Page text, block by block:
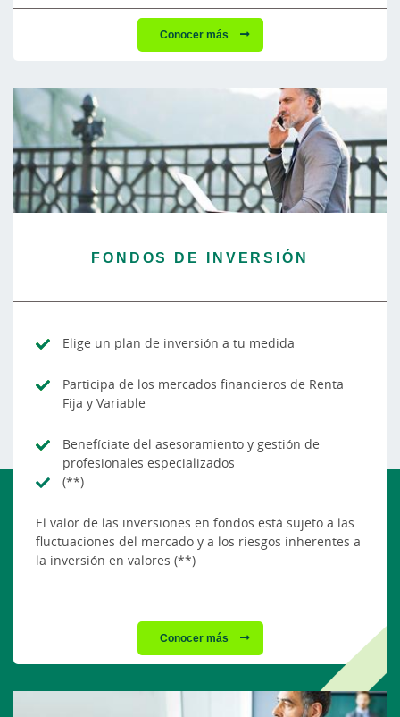
Conocer más
FONDOS DE INVERSIÓN
Elige un plan de inversión a tu medida
Participa de los mercados financieros de Renta
Fija y Variable
Benefíciate del asesoramiento y gestión de
profesionales especializados
(**)
El valor de las inversiones en fondos está sujeto a las
fluctuaciones del mercado y a los riesgos inherentes a
la inversión en valores (**)
Conocer más